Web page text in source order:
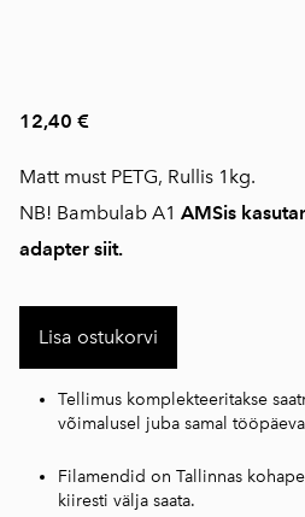
12,40 €
Matt must PETG, Rullis 1kg.
NB! Bambulab A1 AMSis
adapter siit.
Lisa ostukorvi
Tellimus komplekteeritakse
võimalusel juba samal
Filamendid on Tallinnas
kiiresti välja saata.